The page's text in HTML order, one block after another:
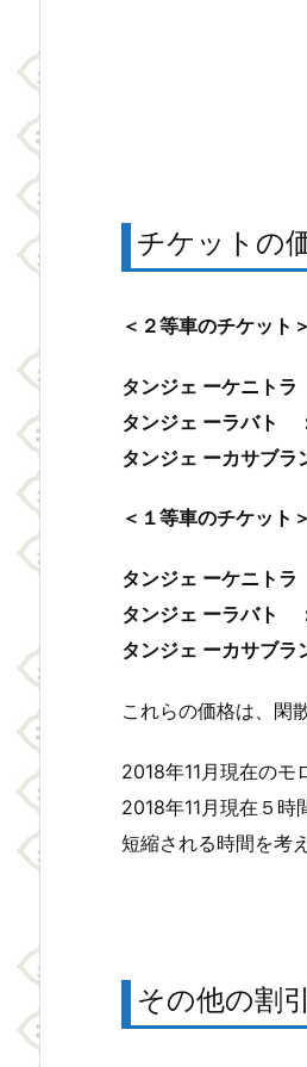
チケットの
＜２等車のチケット＞
タンジェ ーケニト
タンジェ ーラバト
タンジェ ーカサブ
＜１等車のチケット＞
タンジェ ーケニト
タンジェ ーラバト
タンジェ ーカサブ
これらの価格は、閑
2018年11月現在のモ
2018年11月現在５時
短縮される時間を考
その他の割